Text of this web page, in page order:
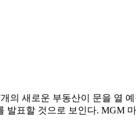
의 새로운 부동산이 문을 열
발표할 것으로 보인다. MGM